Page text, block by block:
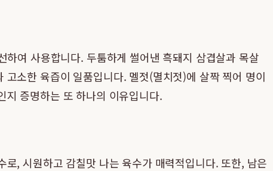
여 사용합니다. 두툼하게 썰어낸 흑돼지 삼겹살과 목살
소한 육즙이 일품입니다. 멜젓(멸치젓)에 살짝 찍어 명이
지 증명하는 또 하나의 이유입니다.
, 시원하고 감칠맛 나는 육수가 매력적입니다. 또한, 남은